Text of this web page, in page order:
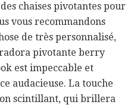
chaises pivotantes pour
vous recommandons
de très personnalisé,
pivotante berry
est impeccable et
audacieuse. La touche
scintillant, qui brillera